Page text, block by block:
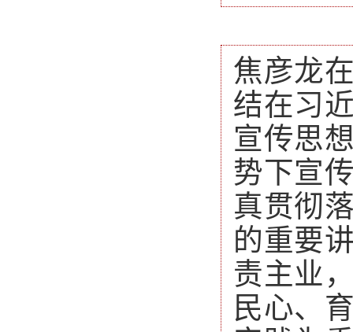
焦彦龙
结在习
宣传思
势下宣
真贯彻
的重要
责主业
民心、